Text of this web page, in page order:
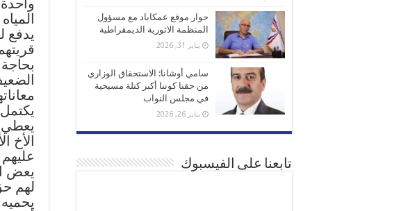
يدفع
يعطي
الأخ
يعض
لهم
حوار موقع عمكاباد مع مسؤول
المنظمة الاثورية الديمقراطية
يناير 31, 2026
سامي أوشانا: الاستحقاق الوزاري
من حقنا كوننا أكبر كتلة مسيحية
في مجلس النواب
يناير 26, 2026
تابعنا على الفيسبوك